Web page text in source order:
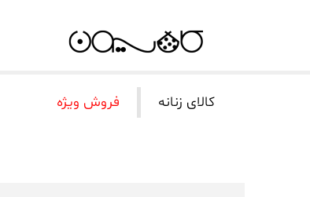
کالای زنانه فروش ویژه